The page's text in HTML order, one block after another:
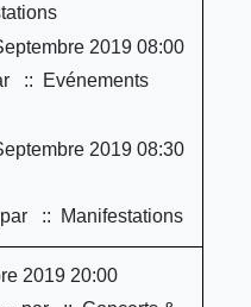
2019 08:00
:: Evénements
2019 08:30
par :: Manifestations
2019 20:00